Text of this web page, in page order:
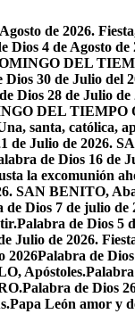
de 2026.
Dios 4 de Agosto
DEL
Dios 30 de Julio
Dios 28 de Julio
DEL
santa, católica,
de Julio de 2026.
de Dios 16 de
la excomunión
SAN BENITO,
de Dios 7 de julio
Palabra de Dios 5
Julio de 2026.
2026Palabra de
Apóstoles.
Palabra de Dios
Papa León amor y